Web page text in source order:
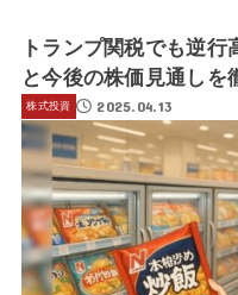
トランプ関税でも逆
と今後の株価見通しを
株式投資 2025.04.13